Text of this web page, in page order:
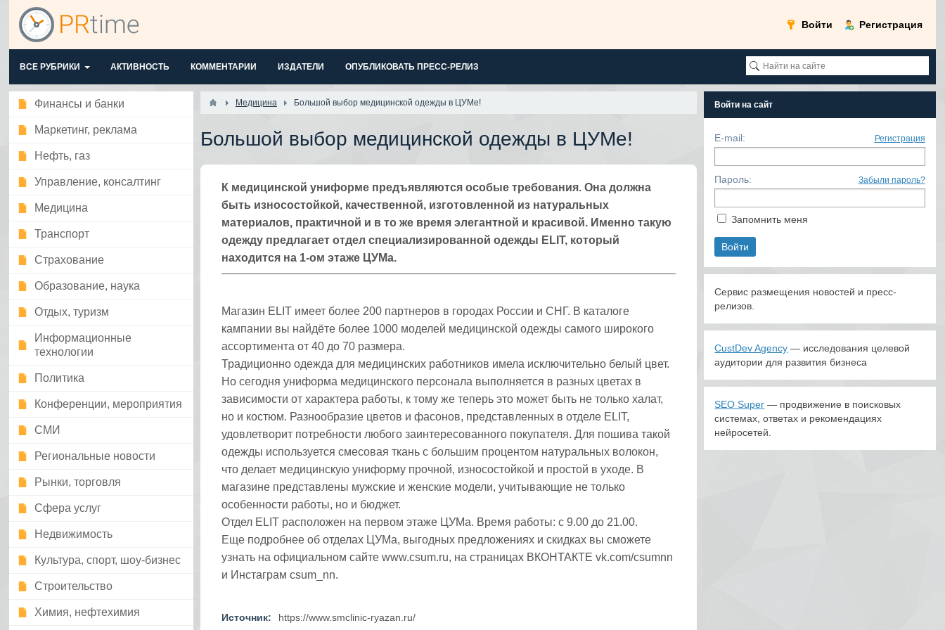
Войти Регистрация
ВСЕ РУБРИКИ АКТИВНОСТЬ КОММЕНТАРИИ ИЗДАТЕЛИ ОПУБЛИКОВАТЬ ПРЕСС-РЕЛИЗ
Финансы и банки
Маркетинг, реклама
Нефть, газ
Управление, консалтинг
Медицина
Транспорт
Страхование
Образование, наука
Отдых, туризм
Информационные
технологии
Политика
Конференции, мероприятия
СМИ
Региональные новости
Рынки, торговля
Сфера услуг
Недвижимость
Культура, спорт, шоу-бизнес
Строительство
Химия, нефтехимия
Медицина Большой выбор медицинской одежды в ЦУМе!
Большой выбор медицинской одежды в ЦУМе!
К медицинской униформе предъявляются особые требования. Она должна
быть износостойкой, качественной, изготовленной из натуральных
материалов, практичной и в то же время элегантной и красивой. Именно такую
одежду предлагает отдел специализированной одежды ELIT, который
находится на 1-ом этаже ЦУМа.
Магазин ELIT имеет более 200 партнеров в городах России и СНГ. В каталоге
кампании вы найдёте более 1000 моделей медицинской одежды самого широкого
ассортимента от 40 до 70 размера.
Традиционно одежда для медицинских работников имела исключительно белый цвет.
Но сегодня униформа медицинского персонала выполняется в разных цветах в
зависимости от характера работы, к тому же теперь это может быть не только халат,
но и костюм. Разнообразие цветов и фасонов, представленных в отделе ELIT,
удовлетворит потребности любого заинтересованного покупателя. Для пошива такой
одежды используется смесовая ткань с большим процентом натуральных волокон,
что делает медицинскую униформу прочной, износостойкой и простой в уходе. В
магазине представлены мужские и женские модели, учитывающие не только
особенности работы, но и бюджет.
Отдел ELIT расположен на первом этаже ЦУМа. Время работы: с 9.00 до 21.00.
Еще подробнее об отделах ЦУМа, выгодных предложениях и скидках вы сможете
узнать на официальном сайте www.csum.ru, на страницах ВКОНТАКТЕ vk.com/csumnn
и Инстаграм csum_nn.
Источник: https://www.smclinic-ryazan.ru/
Войти на сайт
E-mail: Регистрация
Пароль: Забыли пароль?
Запомнить меня
Сервис размещения новостей и пресс-
релизов.
CustDev Agency — исследования целевой
аудитории для развития бизнеса
SEO Super — продвижение в поисковых
системах, ответах и рекомендациях
нейросетей.